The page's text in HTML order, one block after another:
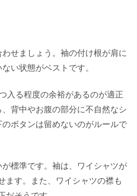
せましょう。袖の付け根が肩に
い状態がベストです。
入る程度の余裕があるのが適正
背中やお腹の部分に不自然なシ
ボタンは留めないのがルールで
標準です。袖は、ワイシャツが
ます。また、ワイシャツの襟も